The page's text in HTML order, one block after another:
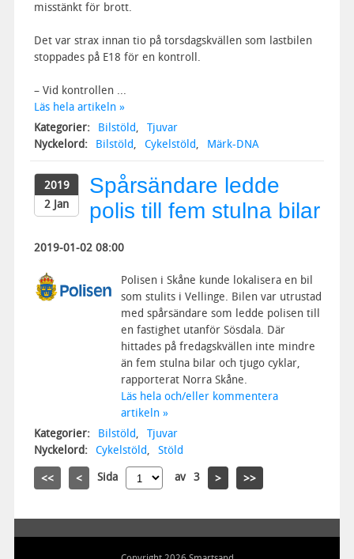
misstänkt för brott.
Det var strax innan tio på torsdagskvällen som lastbilen
stoppades på E18 för en kontroll.
– Vid kontrollen ...
Läs hela artikeln »
Kategorier:
Bilstöld,
Tjuvar
Nyckelord:
Bilstöld, Cykelstöld, Märk-DNA
2019
2 Jan
Spårsändare ledde
polis till fem stulna bilar
2019-01-02 08:00
Polisen i Skåne kunde lokalisera en bil
som stulits i Vellinge. Bilen var utrustad
med spårsändare som ledde polisen till
en fastighet utanför Sösdala. Där
hittades på fredagskvällen inte mindre
än fem stulna bilar och tjugo cyklar,
rapporterat Norra Skåne.
Läs hela och/eller kommentera
artikeln »
Kategorier:
Bilstöld,
Tjuvar
Nyckelord: Cykelstöld, Stöld
<< < Sida av 3 > >>